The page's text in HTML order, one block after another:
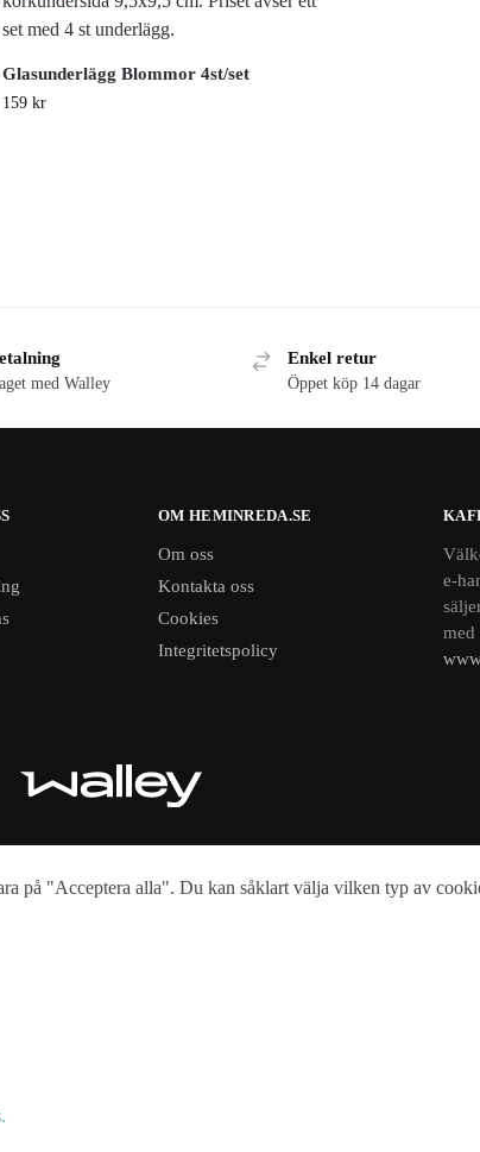
Glasunderlägg Blommor 4st/set
159kr
med Walley
Enkel retur
Öppet köp 14 dagar
OM HEMINREDA.SE
Om oss
Kontakta oss
Cookies
Integritetspolicy
e-
med
på "Acceptera alla". Du kan såklart välja vilken typ av